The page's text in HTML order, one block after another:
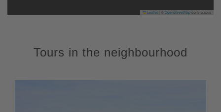
Leaflet OpenStreetMapcontributors
Tours in the neighbourhood